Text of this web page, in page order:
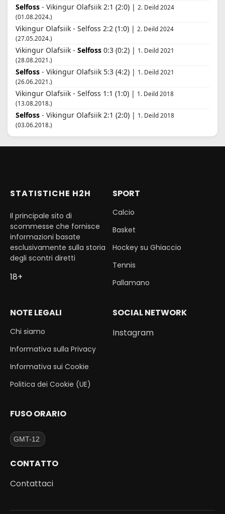
Selfoss - Vikingur Olafsiik 2:1 (2:0) | 2. Deild 2024
(01.08.2024.)
Vikingur Olafsiik - Selfoss 2:2 (1:0) | 2. Deild 2024
(27.05.2024.)
Vikingur Olafsiik - Selfoss 0:3 (0:2) | 1. Deild 2021
(28.08.2021.)
Selfoss - Vikingur Olafsiik 5:3 (4:2) | 1. Deild 2021
(26.06.2021.)
Vikingur Olafsiik - Selfoss 1:1 (1:0) | 1. Deild 2018
(13.08.2018.)
Selfoss - Vikingur Olafsiik 2:1 (2:0) | 1. Deild 2018
(03.06.2018.)
STATISTICHE H2H
Il principale sito di
scommesse che fornisce
informazioni basate
esclusivamente sulla storia
degli scontri diretti
18+
SPORT
Calcio
Basket
Hockey su Ghiaccio
Tennis
Pallamano
NOTE LEGALI
Chi siamo
Informativa sulla Privacy
Informativa sui Cookie
Politica dei Cookie (UE)
SOCIAL NETWORK
Instagram
FUSO ORARIO
CONTATTO
Contattaci